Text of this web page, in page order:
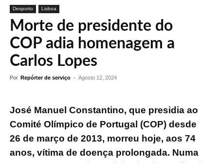
Desporto Lisboa
Morte de presidente do
COP adia homenagem a
Carlos Lopes
Por Repórter de serviço - Agosto 12, 2024
José Manuel Constantino, que presidia ao
Comité Olímpico de Portugal (COP) desde
26 de março de 2013, morreu hoje, aos 74
anos, vítima de doença prolongada. Numa